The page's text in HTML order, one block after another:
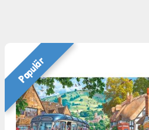
Populär